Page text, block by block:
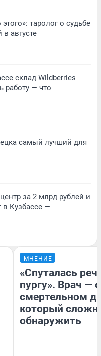
таролог о судьбе
в августе
склад Wildberries
работу — что
самый лучший для
за 2 млрд рублей и
в Кузбассе —
МНЕНИЕ
«Спуталась
пургу». Врач — о
смертельном
который
обнаружить